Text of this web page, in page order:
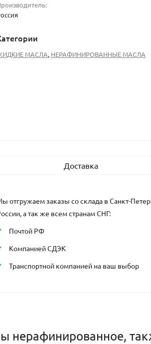
МАСЛА, НЕРАФИНИРОВАННЫЕ МАСЛА
Доставка
отгружаем заказы со склада в Санкт-
а так же всем странам СНГ:
Почтой РФ
Компанией СДЭК
Транспортной компанией на ваш выбор
нерафинированное,